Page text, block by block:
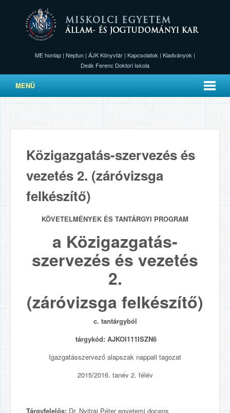
ME honlap | Neptun | ÁJK Könyvtár | Kapcsolatok | Kiadványok |
Deák Ferenc Doktori Iskola
MENÜ
Közigazgatás-szervezés és
vezetés 2. (záróvizsga
felkészítő)
KÖVETELMÉNYEK ÉS TANTÁRGYI PROGRAM
a Közigazgatás-
szervezés és vezetés
2.
(záróvizsga felkészítő)
c. tantárgyból
tárgykód: AJKOI111ISZN6
Igazgatásszervező alapszak nappali tagozat
2015/2016. tanév 2. félév
Tárgyfelelős: Dr. Nyitrai Péter egyetemi docens